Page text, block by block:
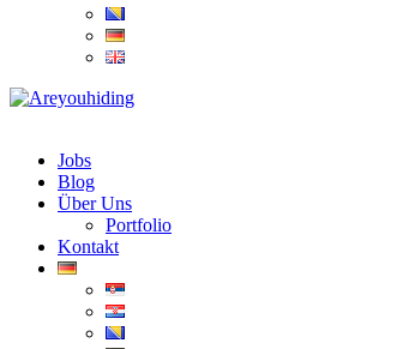
Jobs
Blog
Über Uns
Portfolio
Kontakt